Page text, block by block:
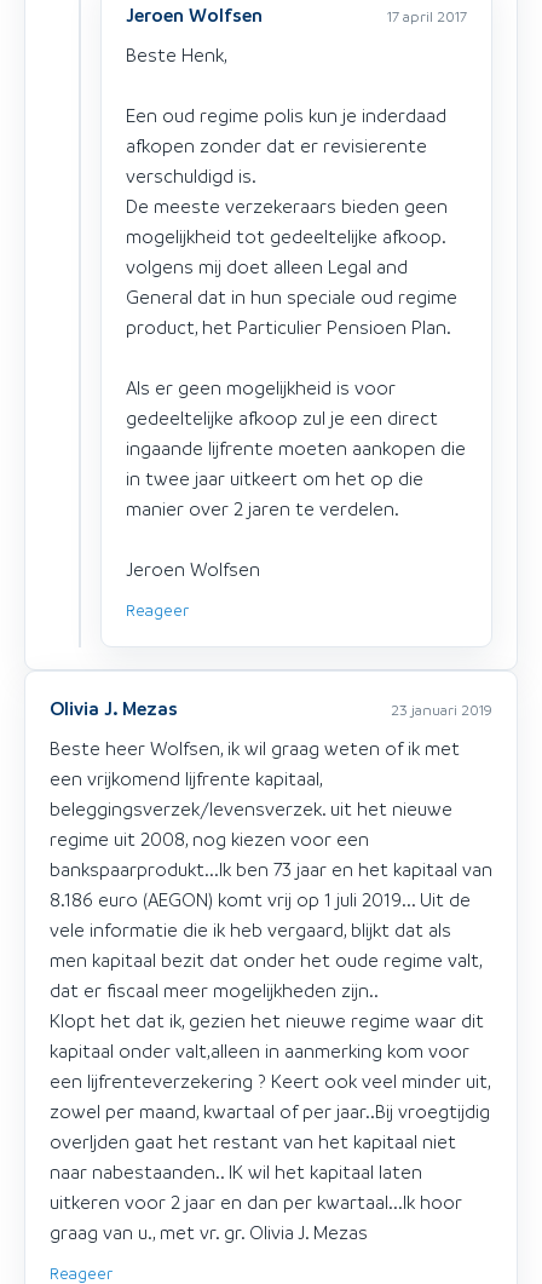
Jeroen Wolfsen 17 april 2017
Beste Henk,
Een oud regime polis kun je inderdaad
afkopen zonder dat er revisierente
verschuldigd is.
De meeste verzekeraars bieden geen
mogelijkheid tot gedeeltelijke afkoop.
volgens mij doet alleen Legal and
General dat in hun speciale oud regime
product, het Particulier Pensioen Plan.
Als er geen mogelijkheid is voor
gedeeltelijke afkoop zul je een direct
ingaande lijfrente moeten aankopen die
in twee jaar uitkeert om het op die
manier over 2 jaren te verdelen.
Jeroen Wolfsen
Reageer
Olivia J. Mezas 23 januari 2019
Beste heer Wolfsen, ik wil graag weten of ik met
een vrijkomend lijfrente kapitaal,
beleggingsverzek/levensverzek. uit het nieuwe
regime uit 2008, nog kiezen voor een
bankspaarprodukt...Ik ben 73 jaar en het kapitaal van
8.186 euro (AEGON) komt vrij op 1 juli 2019... Uit de
vele informatie die ik heb vergaard, blijkt dat als
men kapitaal bezit dat onder het oude regime valt,
dat er fiscaal meer mogelijkheden zijn..
Klopt het dat ik, gezien het nieuwe regime waar dit
kapitaal onder valt,alleen in aanmerking kom voor
een lijfrenteverzekering ? Keert ook veel minder uit,
zowel per maand, kwartaal of per jaar..Bij vroegtijdig
overljden gaat het restant van het kapitaal niet
naar nabestaanden.. IK wil het kapitaal laten
uitkeren voor 2 jaar en dan per kwartaal...Ik hoor
graag van u., met vr. gr. Olivia J. Mezas
Reageer